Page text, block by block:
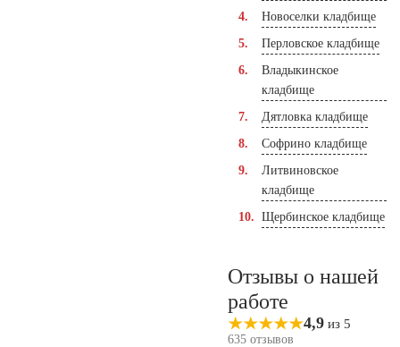
Новоселки кладбище
Перловское кладбище
Владыкинское
кладбище
Дятловка кладбище
Софрино кладбище
Литвиновское
кладбище
Щербинское кладбище
Отзывы о нашей
работе
4,9 из 5
635 отзывов